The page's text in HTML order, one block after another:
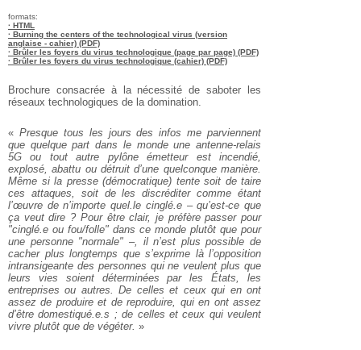
formats:
· HTML
· Burning the centers of the technological virus (version
anglaise - cahier) (PDF)
· Brûler les foyers du virus technologique (page par page) (PDF)
· Brûler les foyers du virus technologique (cahier) (PDF)
Brochure consacrée à la nécessité de saboter les
réseaux technologiques de la domination.
« Presque tous les jours des infos me parviennent
que quelque part dans le monde une antenne-relais
5G ou tout autre pylône émetteur est incendié,
explosé, abattu ou détruit d’une quelconque manière.
Même si la presse (démocratique) tente soit de taire
ces attaques, soit de les discréditer comme étant
l’œuvre de n’importe quel.le cinglé.e – qu’est-ce que
ça veut dire ? Pour être clair, je préfère passer pour
"cinglé.e ou fou/folle" dans ce monde plutôt que pour
une personne "normale" –, il n’est plus possible de
cacher plus longtemps que s’exprime là l’opposition
intransigeante des personnes qui ne veulent plus que
leurs vies soient déterminées par les États, les
entreprises ou autres. De celles et ceux qui en ont
assez de produire et de reproduire, qui en ont assez
d’être domestiqué.e.s ; de celles et ceux qui veulent
vivre plutôt que de végéter. »